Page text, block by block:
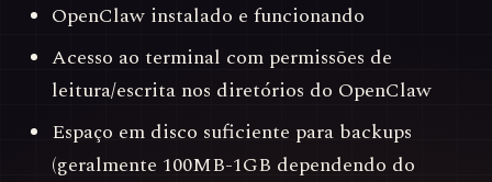
OpenClaw instalado e funcionando
Acesso ao terminal com permissões de
leitura/escrita nos diretórios do OpenClaw
Espaço em disco suficiente para backups
(geralmente 100MB-1GB dependendo do